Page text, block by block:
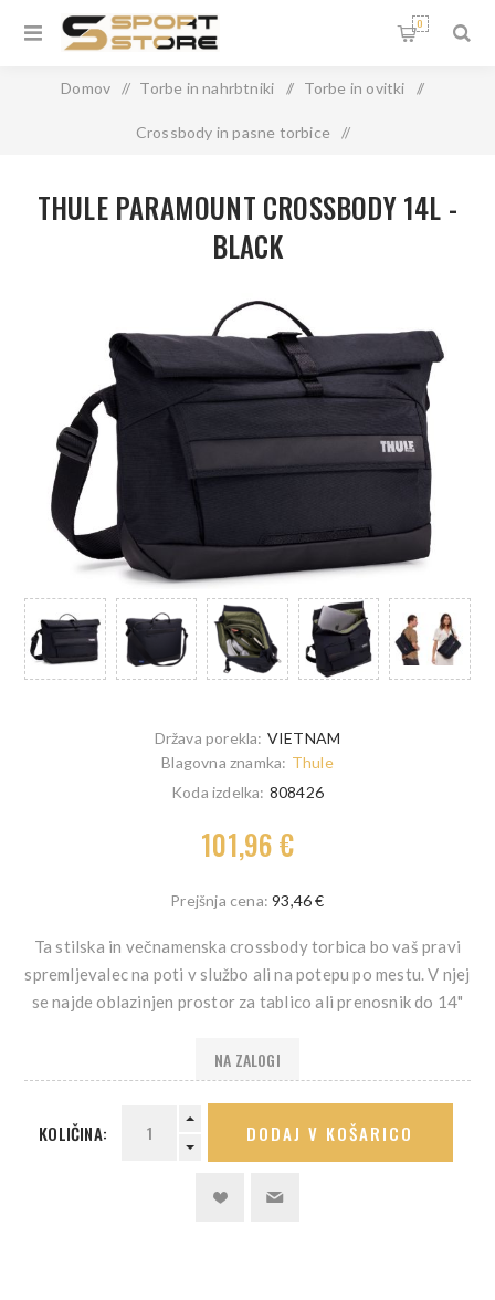
0
Domov / Torbe in nahrbtniki / Torbe in ovitki /
Crossbody in pasne torbice /
Država porekla: VIETNAM
THULE PARAMOUNT CROSSBODY 14L -
BLACK
Blagovna znamka: Thule
Koda izdelka: 808426
101,96 €
Prejšnja cena:93,46 €
Ta stilska in večnamenska crossbody torbica bo vaš pravi
spremljevalec na poti v službo ali na potepu po mestu. V njej
se najde oblazinjen prostor za tablico ali prenosnik do 14"
NA ZALOGI
KOLIČINA: DODAJ V KOŠARICO